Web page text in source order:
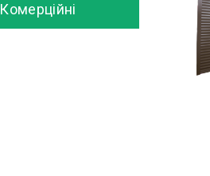
Комерційні